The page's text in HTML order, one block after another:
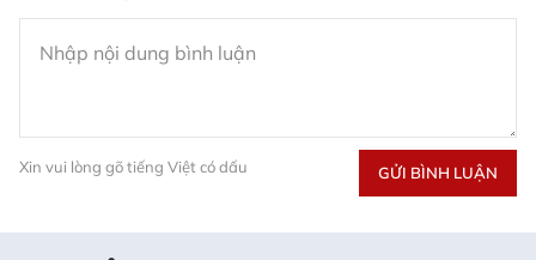
Xin vui lòng gõ tiếng Việt có dấu GỬI BÌNH LUẬN